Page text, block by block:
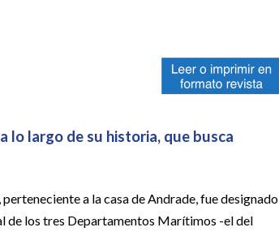
lo largo de su historia, que busca
a la casa de Andrade, fue designado
de los tres Departamentos Marítimos -el del